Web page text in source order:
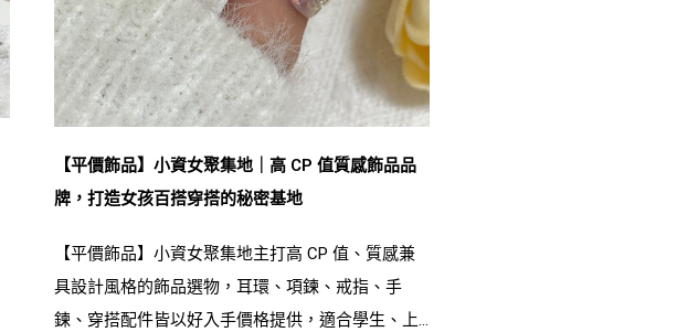
【平價飾品】小資女聚集地｜高 CP 值質感飾品品
牌，打造女孩百搭穿搭的秘密基地
【平價飾品】小資女聚集地主打高 CP 值、質感兼
具設計風格的飾品選物，耳環、項鍊、戒指、手
鍊、穿搭配件皆以好入手價格提供，適合學生、上